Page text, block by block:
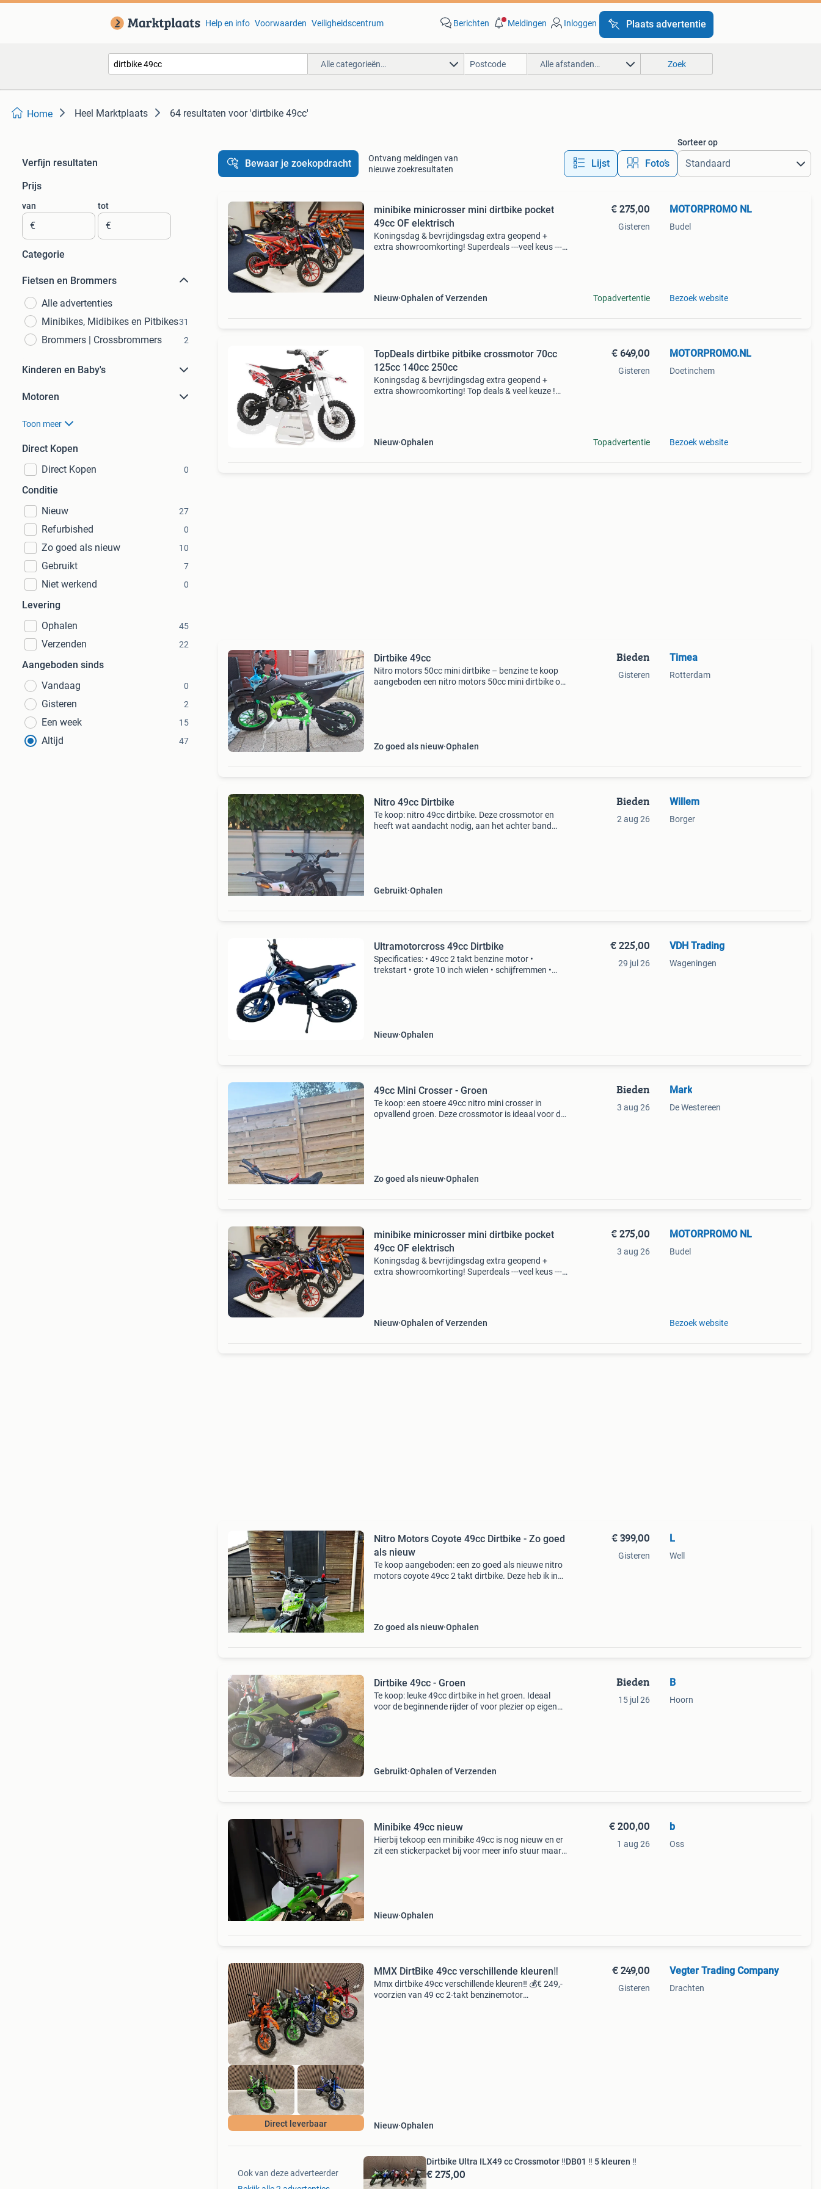
Help en info Voorwaarden Veiligheidscentrum Berichten Meldingen Inloggen Plaats advertentie
Alle categorieën… Alle afstanden… Zoek
Home Heel Marktplaats 64 resultaten voor 'dirtbike 49cc'
Verfijn resultaten
Prijs
van
€
tot
€
Categorie
Fietsen en Brommers
Alle advertenties
Minibikes, Midibikes en Pitbikes31
Brommers | Crossbrommers 2
Kinderen en Baby's
Motoren
Toon meer
Direct Kopen
Direct Kopen
0
Conditie
Nieuw
27
Refurbished 0
Zo goed als nieuw 10
Gebruikt 7
Niet werkend 0
Levering
Ophalen
45
Verzenden 22
Aangeboden sinds
Vandaag
0
Gisteren 2
Een week 15
Altijd 47
Bewaar je zoekopdracht
Ontvang meldingen van
nieuwe zoekresultaten
Lijst Foto’s
Sorteer op
minibike minicrosser mini dirtbike pocket
49cc OF elektrisch
Koningsdag & bevrijdingsdag extra geopend +
extra showroomkorting! Superdeals ---veel keus -----
Nieuw Ophalen of Verzenden
€ 275,00
Gisteren
Topadvertentie
MOTORPROMO NL
Budel
Bezoek website
TopDeals dirtbike pitbike crossmotor 70cc
125cc 140cc 250cc
Koningsdag & bevrijdingsdag extra geopend +
extra showroomkorting! Top deals & veel keuze !
Nieuw Ophalen
€ 649,00
Gisteren
Topadvertentie
MOTORPROMO.NL
Doetinchem
Bezoek website
Dirtbike 49cc
Nitro motors 50cc mini dirtbike – benzine te koop
aangeboden een nitro motors 50cc mini dirtbike op
Zo goed als nieuw Ophalen
Bieden
Gisteren
Timea
Rotterdam
Nitro 49cc Dirtbike
Te koop: nitro 49cc dirtbike. Deze crossmotor en
heeft wat aandacht nodig, aan het achter band
Gebruikt Ophalen
Bieden
2 aug 26
Willem
Borger
Ultramotorcross 49cc Dirtbike
Specificaties: • 49cc 2 takt benzine motor •
trekstart • grote 10 inch wielen • schijfremmen •
Nieuw Ophalen
€ 225,00
29 jul 26
VDH Trading
Wageningen
49cc Mini Crosser - Groen
Te koop: een stoere 49cc nitro mini crosser in
opvallend groen. Deze crossmotor is ideaal voor de
Zo goed als nieuw Ophalen
Bieden
3 aug 26
Mark
De Westereen
minibike minicrosser mini dirtbike pocket
49cc OF elektrisch
Koningsdag & bevrijdingsdag extra geopend +
extra showroomkorting! Superdeals ---veel keus -----
Nieuw Ophalen of Verzenden
€ 275,00
3 aug 26
MOTORPROMO NL
Budel
Bezoek website
Nitro Motors Coyote 49cc Dirtbike - Zo goed
als nieuw
Te koop aangeboden: een zo goed als nieuwe nitro
motors coyote 49cc 2 takt dirtbike. Deze heb ik in
Zo goed als nieuw Ophalen
€ 399,00
Gisteren
L
Well
Dirtbike 49cc - Groen
Te koop: leuke 49cc dirtbike in het groen. Ideaal
voor de beginnende rijder of voor plezier op eigen
Gebruikt Ophalen of Verzenden
Bieden
15 jul 26
B
Hoorn
Minibike 49cc nieuw
Hierbij tekoop een minibike 49cc is nog nieuw en er
zit een stickerpacket bij voor meer info stuur maar
Nieuw Ophalen
€ 200,00
1 aug 26
b
Oss
Direct leverbaar
MMX DirtBike 49cc verschillende kleuren‼️
Mmx dirtbike 49cc verschillende kleuren‼️ 💰€ 249,-
voorzien van 49 cc 2-takt benzinemotor
Nieuw Ophalen
€ 249,00
Gisteren
Vegter Trading Company
Drachten
Ook van deze adverteerder
Dirtbike Ultra ILX49 cc Crossmotor ‼️DB01 ‼️ 5 kleuren ‼️
€ 275,00